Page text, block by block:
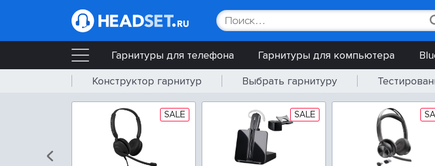
Гарнитуры для телефона Гарнитуры для компьютера
Конструктор гарнитур
Выбрать гарнитуру
SALE SALE SALE